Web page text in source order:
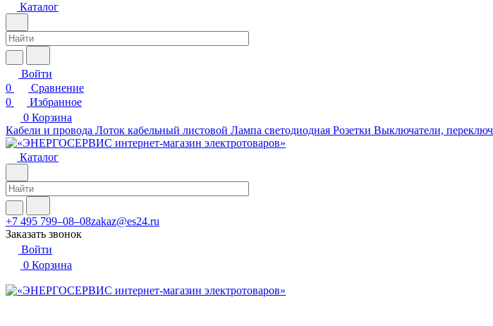
Каталог
Войти
0
Сравнение
0
Избранное
0 Корзина
Кабели и провода Лоток кабельный листовой Лампа светодиодная Розетки Выключатели,
Каталог
+7 495 799–08–08zakaz@es24.ru
Заказать звонок
Войти
0 Корзина